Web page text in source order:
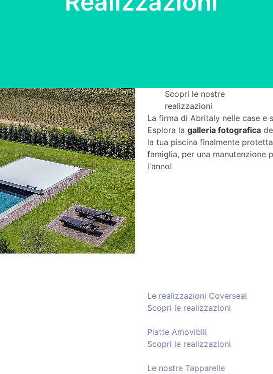
Scopri le nostre
realizzazioni
La firma di Abritaly nelle case e
Esplora la galleria fotografica
la tua piscina finalmente
famiglia, per una manutenzione
l'anno!
Le realizzazioni Coverseal
Scopri le realizzazioni
Piatte Amovibili
Scopri le realizzazioni
Le nostre Tapparelle